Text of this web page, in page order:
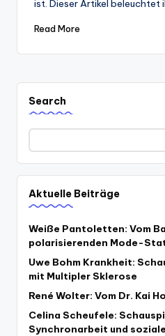
ist. Dieser Artikel beleuchtet
Read More
Search
Aktuelle Beiträge
Weiße Pantoletten: Vom
polarisierenden Mode-
Uwe Bohm Krankheit:
mit Multipler Sklerose
René Wolter: Vom Dr. Kai
Celina Scheufele:
Synchronarbeit und